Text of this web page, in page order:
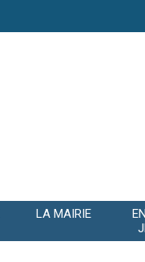
LA MAIRIE